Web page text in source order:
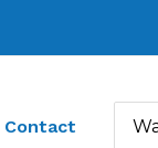
Contact
naar: